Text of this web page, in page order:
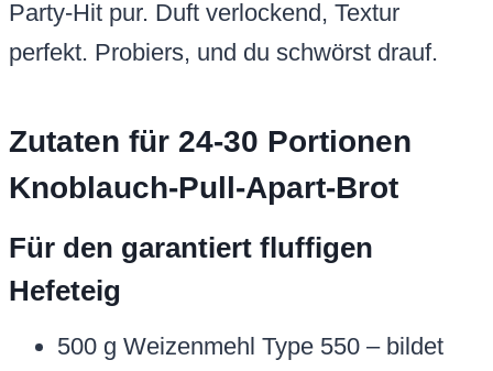
Party-Hit pur. Duft verlockend, Textur
perfekt. Probiers, und du schwörst drauf.
Zutaten für 24-30 Portionen
Knoblauch-Pull-Apart-Brot
Für den garantiert fluffigen
Hefeteig
500 g Weizenmehl Type 550 – bildet